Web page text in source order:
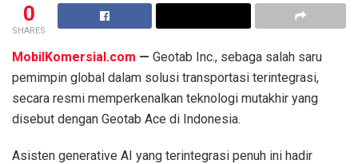
0
SHARES
MobilKomersial.com — Geotab Inc., sebaga salah saru
pemimpin global dalam solusi transportasi terintegrasi,
secara resmi memperkenalkan teknologi mutakhir yang
disebut dengan Geotab Ace di Indonesia.
Asisten generative AI yang terintegrasi penuh ini hadir